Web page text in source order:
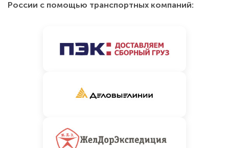
России с помощью транспортных компаний: